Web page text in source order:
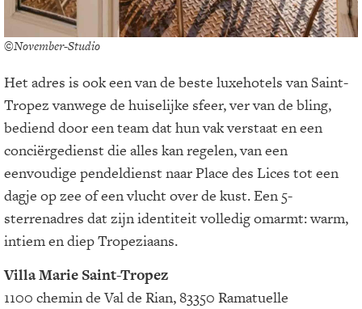
©November-Studio
Het adres is ook een van de beste luxehotels van Saint-
Tropez vanwege de huiselijke sfeer, ver van de bling,
bediend door een team dat hun vak verstaat en een
conciërgedienst die alles kan regelen, van een
eenvoudige pendeldienst naar Place des Lices tot een
dagje op zee of een vlucht over de kust. Een 5-
sterrenadres dat zijn identiteit volledig omarmt: warm,
intiem en diep Tropeziaans.
Villa Marie Saint-Tropez
1100 chemin de Val de Rian, 83350 Ramatuelle